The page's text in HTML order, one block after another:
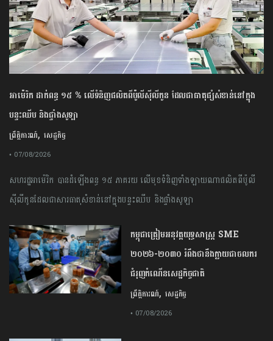
អាម៉េរិក ដាក់ពន្ធ ១៥ % លើទំនិញផលិតពីប៉ូលីស៊ីលីកូន ដែលជាធាតុផ្សំសំខាន់នៅក្នុង
បន្ទះឈីប និងផ្ទាំងសូឡា
ព្រឹត្តិការណ៍, សេដ្ឋកិច្ច
• 07/08/2026
សហរដ្ឋអាម៉េរិក បានដំឡើងពន្ធ ១៥ ភាគរយ លើមុខទំនិញទាំងឡាយណាផលិតពីប៉ូលី
ស៊ីលីកូនដែលជាសារធាតុសំខាន់នៅក្នុងបន្ទះឈីប និងផ្ទាំងសូឡា
កម្ពុជា​ត្រៀមអនុវត្ត​យុទ្ធសាស្ត្រ​ ​SME​ ​
២០២៦​-​២០៣០​ រំពឹងថានឹងក្លាយ​ជា​ចលករ​
ជំរុញ​កំណើន​សេដ្ឋកិច្ច​ជាតិ​
ព្រឹត្តិការណ៍, សេដ្ឋកិច្ច
• 07/08/2026